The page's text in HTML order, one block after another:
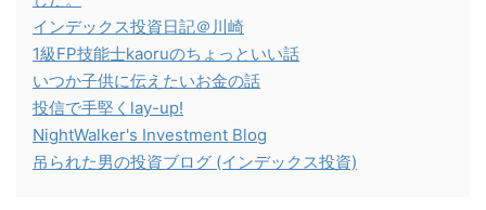
インデックス投資日記＠川崎
1級FP技能士kaoruのちょっといい話
いつか子供に伝えたいお金の話
投信で手堅くlay-up!
NightWalker's Investment Blog
吊られた男の投資ブログ (インデックス投資)